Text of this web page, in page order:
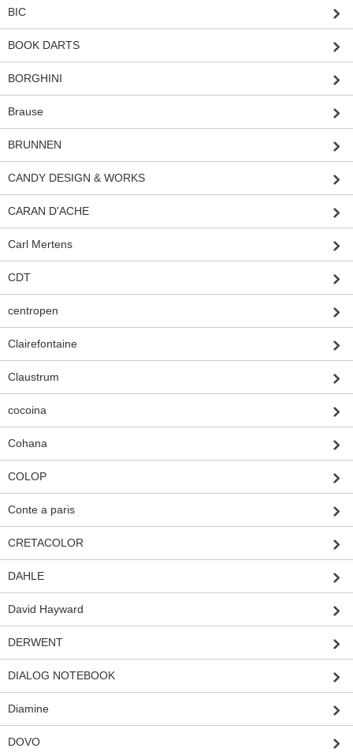
BIC
BOOK DARTS
BORGHINI
Brause
BRUNNEN
CANDY DESIGN & WORKS
CARAN D'ACHE
Carl Mertens
CDT
centropen
Clairefontaine
Claustrum
cocoina
Cohana
COLOP
Conte a paris
CRETACOLOR
DAHLE
David Hayward
DERWENT
DIALOG NOTEBOOK
Diamine
DOVO